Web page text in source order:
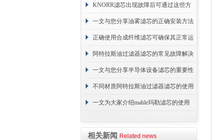
应解决方法
KNORR滤芯出现故障后可通过这些方
法解决
一文与您分享油雾滤芯的正确安装方法
正确使用合成纤维滤芯可确保其正常运
行
阿特拉斯油过滤器滤芯的常见故障解决
方法介绍
一文与您分享半导体设备滤芯的重要性
不同材质阿特拉斯油过滤器滤芯的使用
周期区别介绍
一文为大家介绍mahle玛勒滤芯的使用
相关新闻 Related news